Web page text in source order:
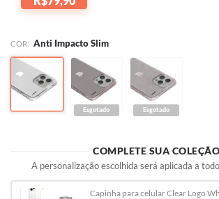
COR: Anti Impacto Slim
Esgotado Esgotado
COMPLETE SUA COLEÇÃO
A personalização escolhida será aplicada a
Capinha para celular Clear Logo